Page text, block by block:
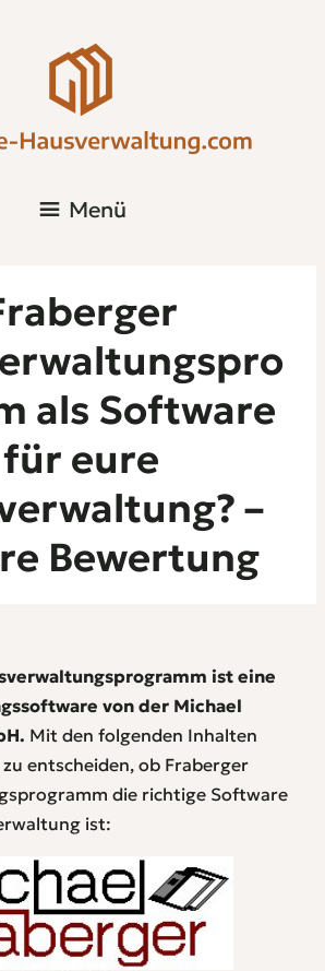
Menü
als Software
für eure
–
Bewertung
ist eine
von der Michael
Mit den folgenden Inhalten
entscheiden, ob Fraberger
die richtige Software
ist: